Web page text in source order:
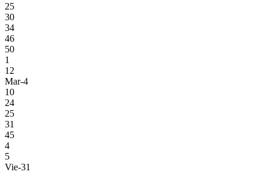
25
30
34
46
50
1
12
Mar-4
10
24
25
31
45
4
5
Vie-31